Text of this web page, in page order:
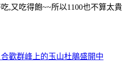
,又吃得飽~~所以1100也不算太貴
歡群峰上的玉山杜鵑盛開中